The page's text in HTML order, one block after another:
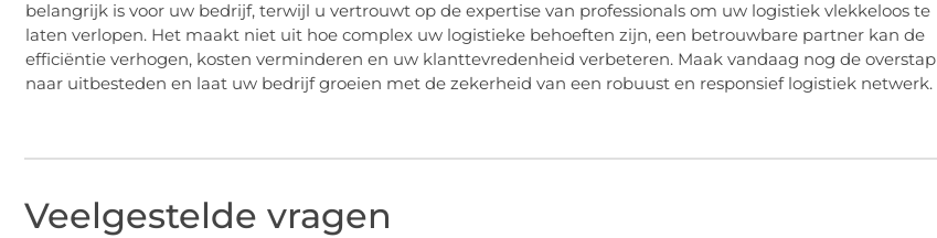
belangrijk is voor uw bedrijf, terwijl u vertrouwt op de expertise van professionals om uw logistiek vlekkeloos te
laten verlopen. Het maakt niet uit hoe complex uw logistieke behoeften zijn, een betrouwbare partner kan de
efficiëntie verhogen, kosten verminderen en uw klanttevredenheid verbeteren. Maak vandaag nog de overstap
naar uitbesteden en laat uw bedrijf groeien met de zekerheid van een robuust en responsief logistiek netwerk.
Veelgestelde vragen